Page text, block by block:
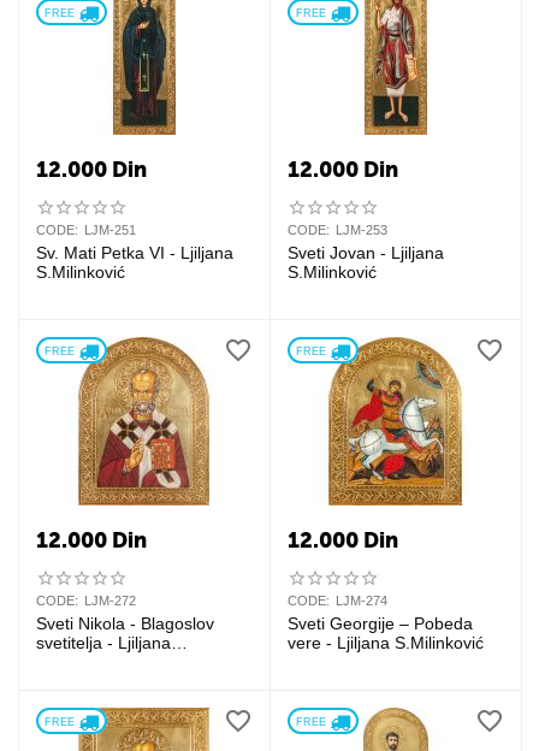
FREE
12.000 Din
CODE: LJM-251
Sv. Mati Petka VI - Ljiljana
S.Milinković
FREE
12.000 Din
CODE: LJM-253
Sveti Jovan - Ljiljana
S.Milinković
FREE
12.000 Din
CODE: LJM-272
Sveti Nikola - Blagoslov
svetitelja - Ljiljana
FREE
12.000 Din
CODE: LJM-274
Sveti Georgije – Pobeda
vere - Ljiljana S.Milinković
FREE FREE